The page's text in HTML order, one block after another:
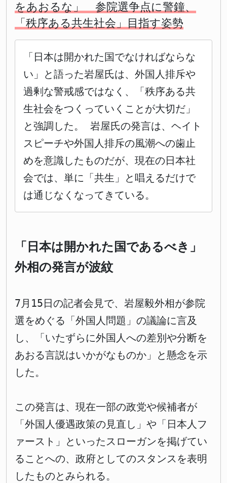
をあおるな」 参院選争点に警鐘、
「秩序ある共生社会」目指す姿勢
「日本は開かれた国でなければならな
い」と語った岩屋氏は、外国人排斥や
過剰な警戒感ではなく、「秩序ある共
生社会をつくっていくことが大切だ」
と強調した。 岩屋氏の発言は、ヘイト
スピーチや外国人排斥の風潮への歯止
めを意識したものだが、現在の日本社
会では、単に「共生」と唱えるだけで
は通じなくなってきている。
「日本は開かれた国であるべき」
外相の発言が波紋
7月15日の記者会見で、岩屋毅外相が参院
選をめぐる「外国人問題」の議論に言及
し、「いたずらに外国人への差別や分断を
あおる言説はいかがなものか」と懸念を示
した。
この発言は、現在一部の政党や候補者が
「外国人優遇政策の見直し」や「日本人フ
ァースト」といったスローガンを掲げてい
ることへの、政府としてのスタンスを表明
したものとみられる。